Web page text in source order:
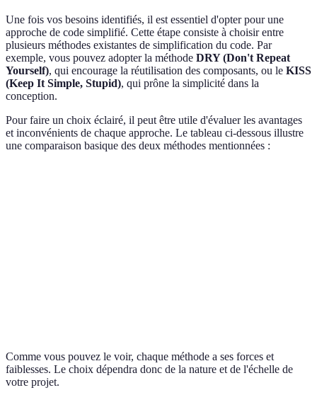
Une fois vos besoins identifiés, il est essentiel d'opter pour une
approche de code simplifié. Cette étape consiste à choisir entre
plusieurs méthodes existantes de simplification du code. Par
exemple, vous pouvez adopter la méthode DRY (Don't Repeat
Yourself), qui encourage la réutilisation des composants, ou le KISS
(Keep It Simple, Stupid), qui prône la simplicité dans la
conception.
Pour faire un choix éclairé, il peut être utile d'évaluer les avantages
et inconvénients de chaque approche. Le tableau ci-dessous illustre
une comparaison basique des deux méthodes mentionnées :
Comme vous pouvez le voir, chaque méthode a ses forces et
faiblesses. Le choix dépendra donc de la nature et de l'échelle de
votre projet.